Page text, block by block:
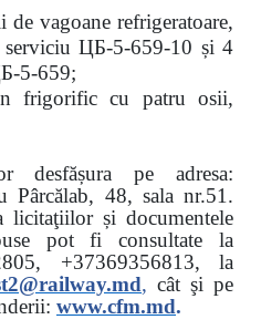
vagoane refrigeratoare,
ЦБ-5-659-10 și 4
5-659;
frigorific cu patru osii,
desfășura pe adresa:
Pârcălab, 48, sala nr.51.
licitaţiilor și documentele
pot fi consultate la
+37369356813, la
, cât şi pe
www.cfm.md.